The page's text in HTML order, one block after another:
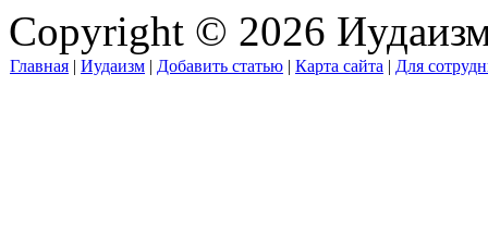
Copyright © 2026
Главная | Иудаизм | Добавить статью | Карта сайта | Для